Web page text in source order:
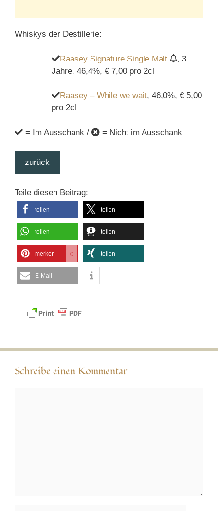
Whiskys der Destillerie:
Raasey Signature Single Malt
, 3
Jahre, 46,4%, € 7,00 pro 2cl
Raasey – While we wait, 46,0%, € 5,00
pro 2cl
= Im Ausschank / = Nicht im Ausschank
zurück
Teile diesen Beitrag:
teilen teilen
teilen teilen
merken 0 teilen
E-Mail
Schreibe einen Kommentar